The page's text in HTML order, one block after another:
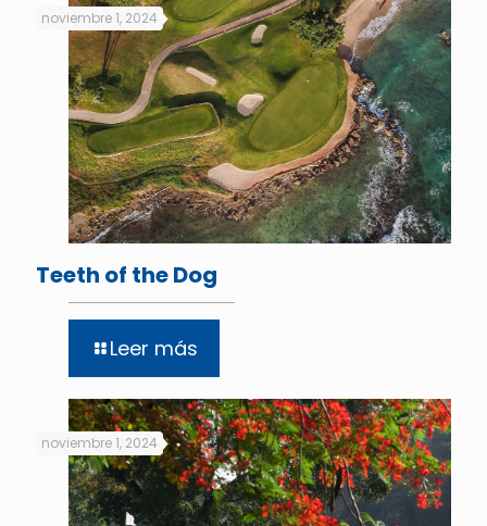
noviembre 1, 2024
Teeth of the Dog
Leer más
noviembre 1, 2024